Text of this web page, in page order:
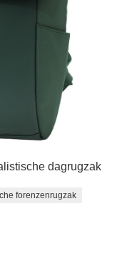
dagrugzak
forenzenrugzak